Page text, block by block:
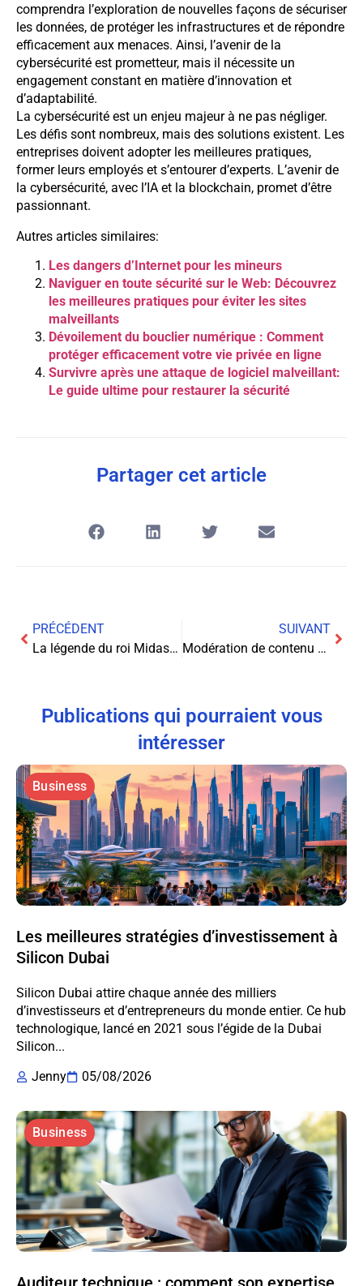
comprendra l’exploration de nouvelles façons de sécuriser
les données, de protéger les infrastructures et de répondre
efficacement aux menaces. Ainsi, l’avenir de la
cybersécurité est prometteur, mais il nécessite un
engagement constant en matière d’innovation et
d’adaptabilité.
La cybersécurité est un enjeu majeur à ne pas négliger.
Les défis sont nombreux, mais des solutions existent. Les
entreprises doivent adopter les meilleures pratiques,
former leurs employés et s’entourer d’experts. L’avenir de
la cybersécurité, avec l’IA et la blockchain, promet d’être
passionnant.
Autres articles similaires:
Les dangers d’Internet pour les mineurs
Naviguer en toute sécurité sur le Web: Découvrez
les meilleures pratiques pour éviter les sites
malveillants
Dévoilement du bouclier numérique : Comment
protéger efficacement votre vie privée en ligne
Survivre après une attaque de logiciel malveillant:
Le guide ultime pour restaurer la sécurité
Partager cet article
PRÉCÉDENT
La légende du roi Midas : transformer tout en bitcoins
SUIVANT
Modération de contenu en temps réel : les défis cachés et comment les surmonter
Publications qui pourraient vous
intéresser
Business
Les meilleures stratégies d’investissement à
Silicon Dubai
Silicon Dubai attire chaque année des milliers
d’investisseurs et d’entrepreneurs du monde entier. Ce hub
technologique, lancé en 2021 sous l’égide de la Dubai
Silicon...
Jenny
05/08/2026
Business